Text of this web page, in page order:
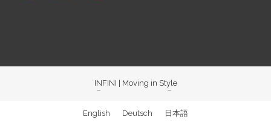
INFINI | Moving in Style
ACCÉDER À SES
English Deutsch 日本語